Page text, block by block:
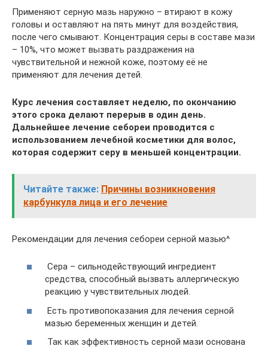
Применяют серную мазь наружно – втирают в кожу
головы и оставляют на пять минут для воздействия,
после чего смывают. Концентрация серы в составе мази
– 10%, что может вызвать раздражения на
чувствительной и нежной коже, поэтому её не
применяют для лечения детей.
Курс лечения составляет неделю, по окончанию
этого срока делают перерыв в один день.
Дальнейшее лечение себореи проводится с
использованием лечебной косметики для волос,
которая содержит серу в меньшей концентрации.
Читайте также: Причины возникновения
карбункула лица и его лечение
Рекомендации для лечения себореи серной мазью^
Сера – сильнодействующий ингредиент
средства, способный вызвать аллергическую
реакцию у чувствительных людей.
Есть противопоказания для лечения серной
мазью беременных женщин и детей.
Так как эффективность серной мази основана